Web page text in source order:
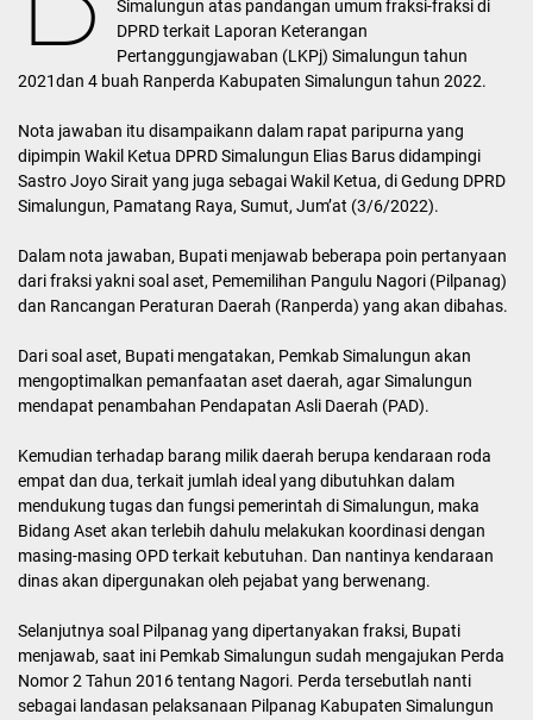
Simalungun atas pandangan umum fraksi-fraksi di
DPRD terkait Laporan Keterangan
Pertanggungjawaban (LKPj) Simalungun tahun
2021dan 4 buah Ranperda Kabupaten Simalungun tahun 2022.
Nota jawaban itu disampaikann dalam rapat paripurna yang
dipimpin Wakil Ketua DPRD Simalungun Elias Barus didampingi
Sastro Joyo Sirait yang juga sebagai Wakil Ketua, di Gedung DPRD
Simalungun, Pamatang Raya, Sumut, Jum’at (3/6/2022).
Dalam nota jawaban, Bupati menjawab beberapa poin pertanyaan
dari fraksi yakni soal aset, Pememilihan Pangulu Nagori (Pilpanag)
dan Rancangan Peraturan Daerah (Ranperda) yang akan dibahas.
Dari soal aset, Bupati mengatakan, Pemkab Simalungun akan
mengoptimalkan pemanfaatan aset daerah, agar Simalungun
mendapat penambahan Pendapatan Asli Daerah (PAD).
Kemudian terhadap barang milik daerah berupa kendaraan roda
empat dan dua, terkait jumlah ideal yang dibutuhkan dalam
mendukung tugas dan fungsi pemerintah di Simalungun, maka
Bidang Aset akan terlebih dahulu melakukan koordinasi dengan
masing-masing OPD terkait kebutuhan. Dan nantinya kendaraan
dinas akan dipergunakan oleh pejabat yang berwenang.
Selanjutnya soal Pilpanag yang dipertanyakan fraksi, Bupati
menjawab, saat ini Pemkab Simalungun sudah mengajukan Perda
Nomor 2 Tahun 2016 tentang Nagori. Perda tersebutlah nanti
sebagai landasan pelaksanaan Pilpanag Kabupaten Simalungun